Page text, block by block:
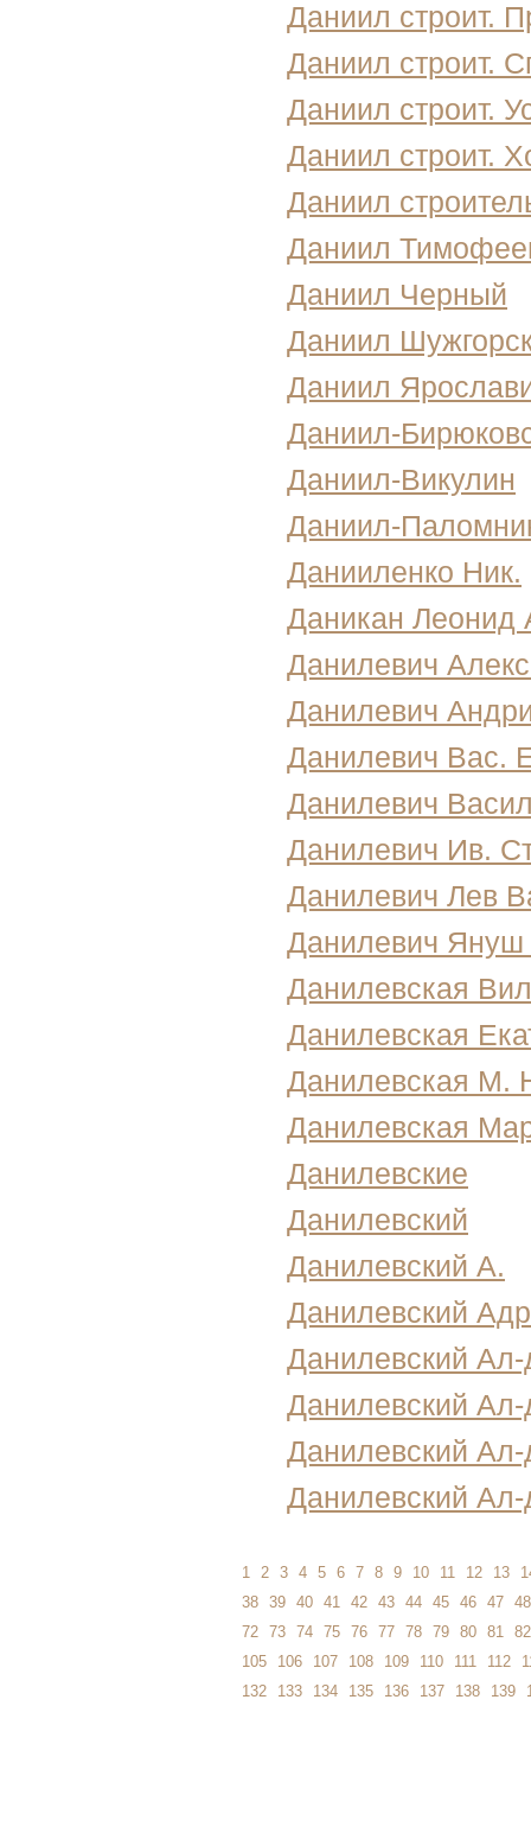
Даниил строит.
Даниил строит.
Даниил строит.
Даниил строит.
Даниил
Даниил
Даниил Черный
Даниил
Даниил
Даниил-
Даниил-Викулин
Даниил-
Данииленко Ник.
Даникан Леонид
Данилевич
Данилевич
Данилевич Вас.
Данилевич
Данилевич Ив.
Данилевич Лев
Данилевич Януш
Данилевская
Данилевская
Данилевская М.
Данилевская
Данилевские
Данилевский
Данилевский А.
Данилевский
Данилевский Ал-
Данилевский
Данилевский
Данилевский
1 2 3 4 5 6 7 8 9 10 11 12 13
38 39 40 41 42 43 44 45 46 47 48
72 73 74 75 76 77 78 79 80 81 82
105
106 107 108 109 110 111 112
132
133 134 135 136 137 138 139